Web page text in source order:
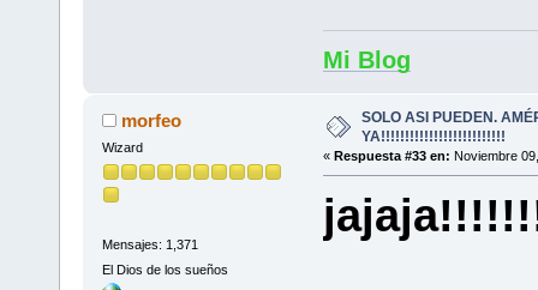
Mi Blog
morfeo
Wizard
Mensajes: 1,371
El Dios de los sueños
SOLO ASI PUEDEN.
YA!!!!!!!!!!!!!!!!!!!!!!!!!!
« Respuesta #33 en: Noviembre